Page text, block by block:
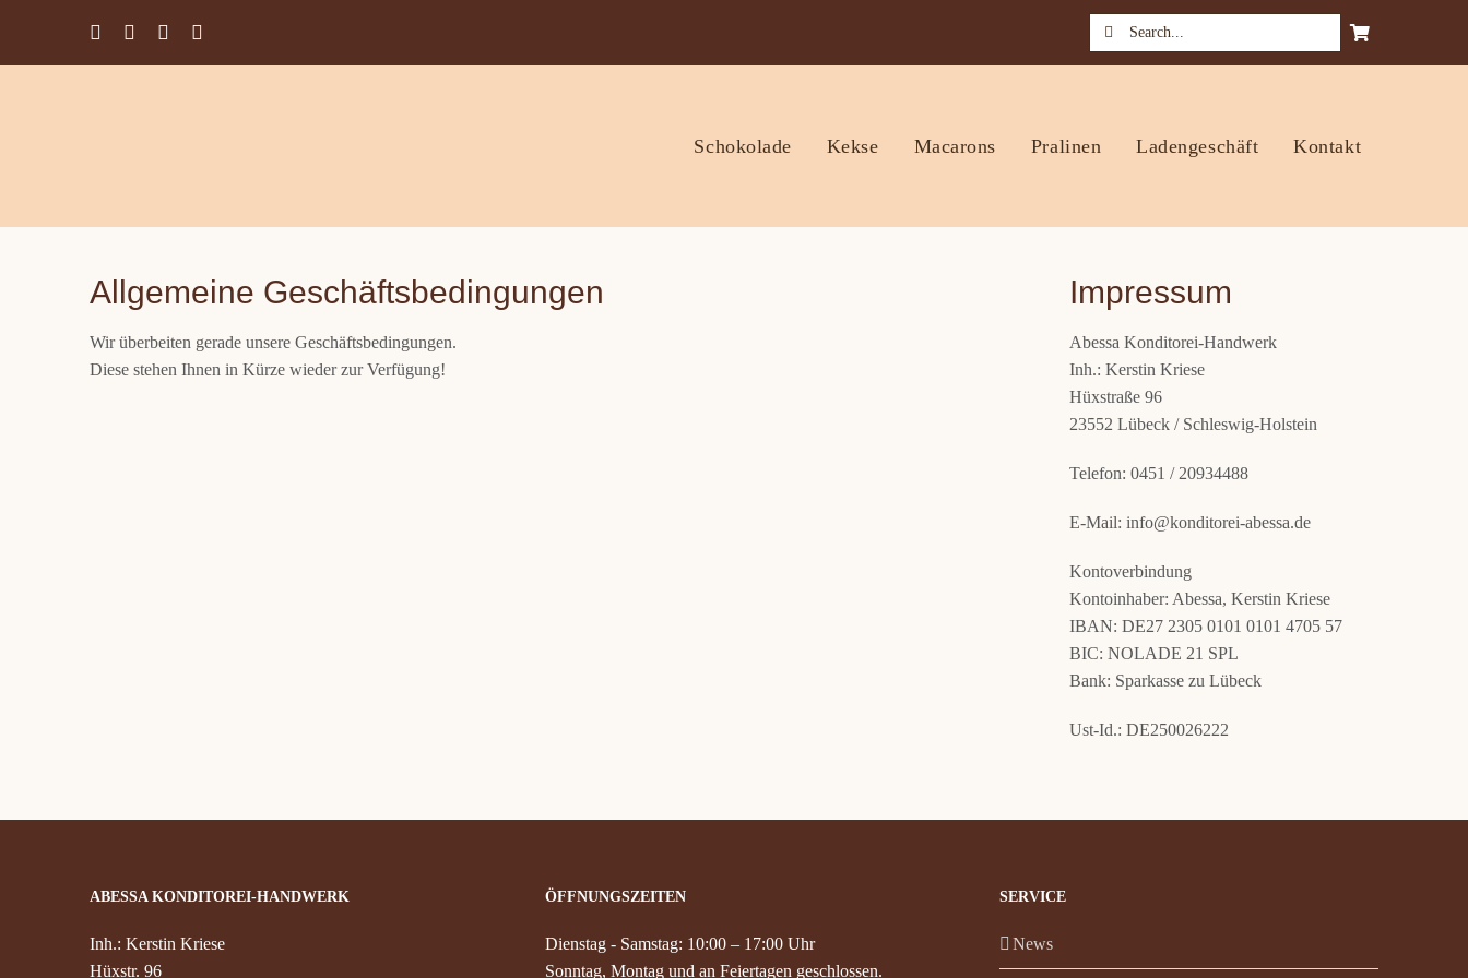
springen
Suche
nach:
Schokolade Kekse Macarons Pralinen Ladengeschäft Kontakt
Allgemeine Geschäftsbedingungen
Wir überbeiten gerade unsere Geschäftsbedingungen.
Diese stehen Ihnen in Kürze wieder zur Verfügung!
Impressum
Abessa Konditorei-Handwerk
Inh.: Kerstin Kriese
Hüxstraße 96
23552 Lübeck / Schleswig-Holstein
Telefon: 0451 / 20934488
E-Mail: info@konditorei-abessa.de
Kontoverbindung
Kontoinhaber: Abessa, Kerstin Kriese
IBAN: DE27 2305 0101 0101 4705 57
BIC: NOLADE 21 SPL
Bank: Sparkasse zu Lübeck
Ust-Id.: DE250026222
ABESSA KONDITOREI-HANDWERK
Inh.: Kerstin Kriese
Hüxstr. 96
ÖFFNUNGSZEITEN
Dienstag - Samstag: 10:00 – 17:00 Uhr
Sonntag, Montag und an Feiertagen geschlossen.
SERVICE
News